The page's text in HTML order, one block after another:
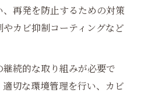
再発を防止するための対策
カビ抑制コーティングなど
続的な取り組みが必要で
切な環境管理を行い、カビ